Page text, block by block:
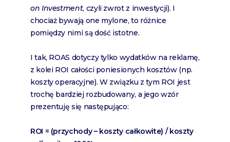
on Investment, czyli zwrot z inwestycji). I
chociaż bywają one mylone, to różnice
pomiędzy nimi są dość istotne.
I tak, ROAS dotyczy tylko wydatków na reklamę,
z kolei ROI całości poniesionych kosztów (np.
koszty operacyjne). W związku z tym ROI jest
trochę bardziej rozbudowany, a jego wzór
prezentuję się następująco:
ROI = (przychody – koszty całkowite) / koszty